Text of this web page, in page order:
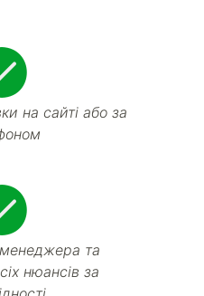
на сайті або за
менеджера та
нюансів за